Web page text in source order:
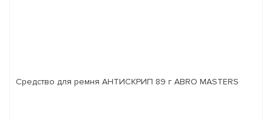
Средство для ремня АНТИСКРИП 89 г ABRO MASTERS